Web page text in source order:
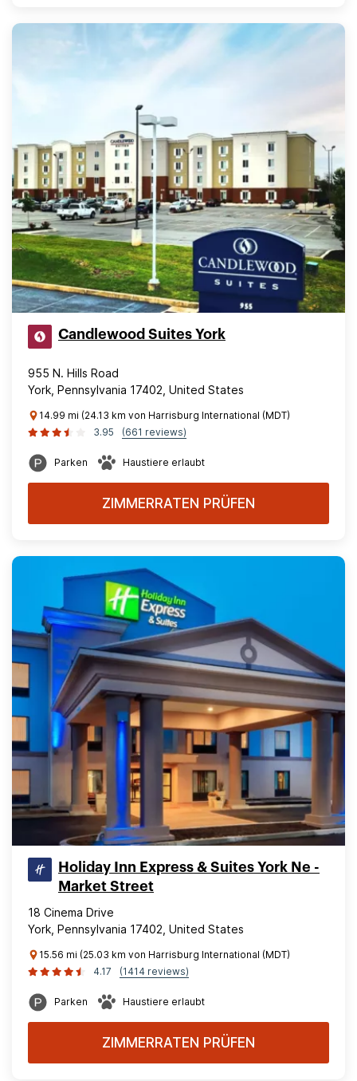
Candlewood Suites York
955 N. Hills Road
York, Pennsylvania 17402, United States
14.99 mi (24.13 km von Harrisburg International (MDT)
3.95
(661 reviews)
Parken Haustiere erlaubt
ZIMMERRATEN PRÜFEN
Holiday Inn Express & Suites York Ne -
Market Street
18 Cinema Drive
York, Pennsylvania 17402, United States
15.56 mi (25.03 km von Harrisburg International (MDT)
4.17
(1414 reviews)
Parken Haustiere erlaubt
ZIMMERRATEN PRÜFEN